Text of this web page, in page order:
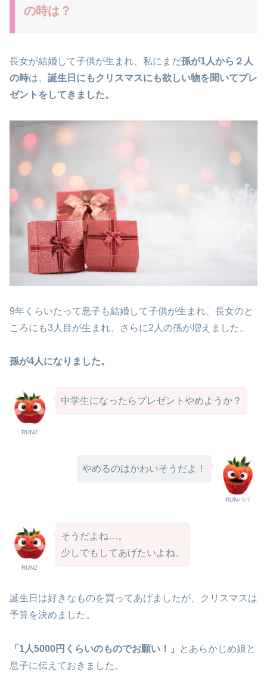
の時は？
長女が結婚して子供が生まれ、私にまだ孫が1人から２人
の時は、 誕生日にもクリスマスにも欲しい物を聞いてプレ
ゼントをしてきました。
9年くらいたって息子も結婚して子供が生まれ、長女のと
ころにも3人目が生まれ、さらに2人の孫が増えました。
孫が4人になりました。
RUN2
中学生になったらプレゼントやめようか？
RUNパパ
やめるのはかわいそうだよ！
RUN2
そうだよね…。
少しでもしてあげたいよね。
誕生日は好きなものを買ってあげましたが、クリスマスは
予算を決めました。
「1人5000円くらいのものでお願い！」
とあらかじめ娘と
息子に伝えておきました。